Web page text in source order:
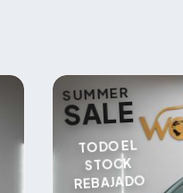
SUMMER
SALE
TODO EL
STOCK
REBAJADO